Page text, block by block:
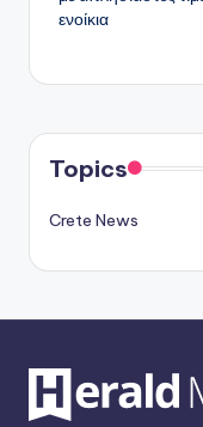
ενοίκια
Topics
Crete News